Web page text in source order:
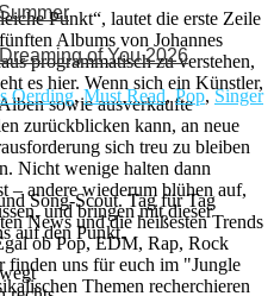
Punkt“, lautet die erste Zeile
Albums von Johannes
programmatisch zu verstehen,
es hier. Wenn sich ein Künstler,
sowie ausverkaufte
zurückblicken kann, an neue
sich treu zu bleiben
Nicht wenige halten dann
– andere wiederum blühen auf,
und bringen mit dieser
auf den Punkt.
of You 2026
Oerding,Must Read,Pop,Singer
Song-Scout. Tag für Tag
News und die heißesten Trends
ob Pop, EDM, Rap, Rock
finden uns für euch im "Jungle
Themen recherchieren